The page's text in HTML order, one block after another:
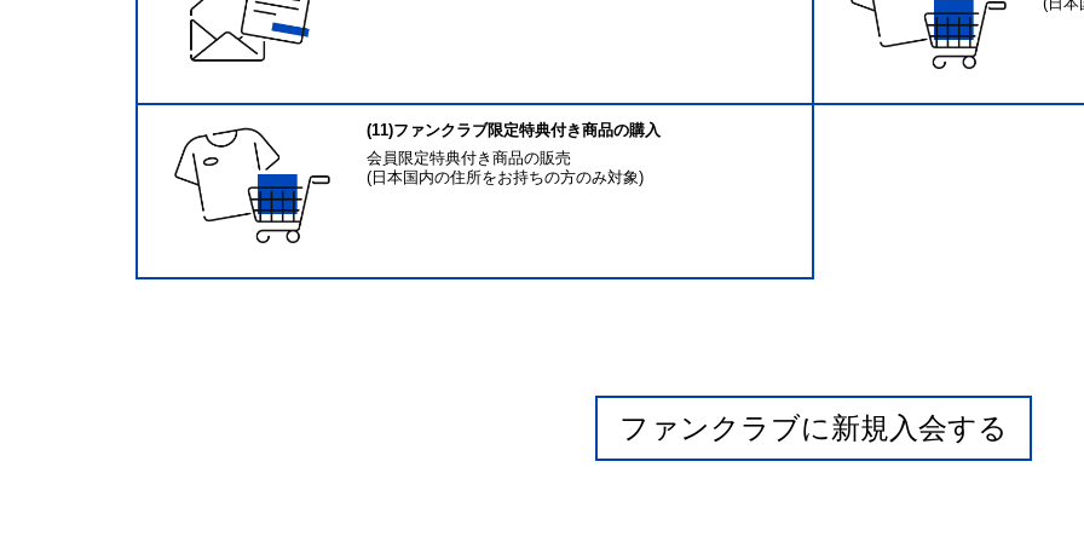
(11)ファンクラブ限定特典付き商品の購入
会員限定特典付き商品の販売
(日本国内の住所をお持ちの方のみ対象)
ファンクラブに新規入会する